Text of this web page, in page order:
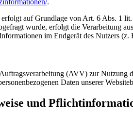
auf Grundlage von Art. 6 Abs. 1 lit.
wurde, erfolgt die Verarbeitung
im Endgerät des Nutzers
(AVV) zur Nutzung
Daten unserer
und